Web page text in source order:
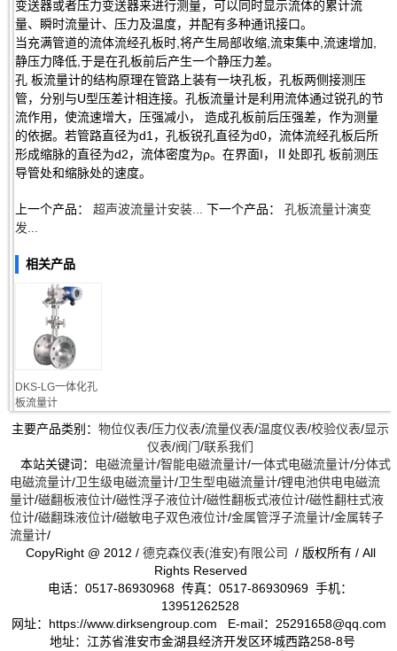
变送器或者压力变送器来进行测量，可以同时显示流体的累计流
量、瞬时流量计、压力及温度，并配有多种通讯接口。
当充满管道的流体流经孔板时,将产生局部收缩,流束集中,流速增加,
静压力降低,于是在孔板前后产生一个静压力差。
孔 板流量计的结构原理在管路上装有一块孔板，孔板两侧接测压
管，分别与U型压差计相连接。孔板流量计是利用流体通过锐孔的节
流作用，使流速增大，压强减小， 造成孔板前后压强差，作为测量
的依据。若管路直径为d1，孔板锐孔直径为d0，流体流经孔板后所
形成缩脉的直径为d2，流体密度为ρ。在界面I，Ⅱ处即孔 板前测压
导管处和缩脉处的速度。
上一个产品： 超声波流量计安装... 下一个产品： 孔板流量计演变
发...
相关产品
DKS-LG一体化孔
板流量计
主要产品类别： 物位仪表/压力仪表/流量仪表/温度仪表/校验仪表/显示
仪表/阀门/联系我们
本站关键词： 电磁流量计/智能电磁流量计/一体式电磁流量计/分体式
电磁流量计/卫生级电磁流量计/卫生型电磁流量计/锂电池供电电磁流
量计/磁翻板液位计/磁性浮子液位计/磁性翻板式液位计/磁性翻柱式液
位计/磁翻珠液位计/磁敏电子双色液位计/金属管浮子流量计/金属转子
流量计/
CopyRight @ 2012 / 德克森仪表(淮安)有限公司 / 版权所有 / All
Rights Reserved
电话：0517-86930968 传真：0517-86930969 手机：
13951262528
网址：https://www.dirksengroup.com E-mail：25291658@qq.com
地址：江苏省淮安市金湖县经济开发区环城西路258-8号